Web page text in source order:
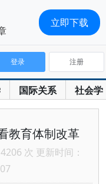
国际关系 社会学
登录 注册
教育体制改革
次 更新时间：
立即下载